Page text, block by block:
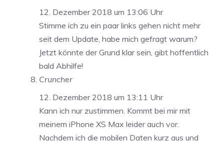
12. Dezember 2018 um 13:06 Uhr
Stimme ich zu ein paar links gehen nicht mehr
seit dem Update, habe mich gefragt warum?
Jetzt könnte der Grund klar sein, gibt hoffentlich
bald Abhilfe!
Cruncher
12. Dezember 2018 um 13:11 Uhr
Kann ich nur zustimmen. Kommt bei mir mit
meinem iPhone XS Max leider auch vor.
Nachdem ich die mobilen Daten kurz aus und